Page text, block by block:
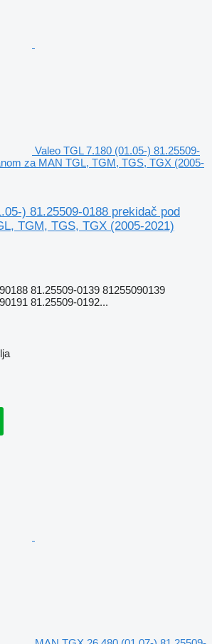
Valeo TGL 7.180 (01.05-) 81.25509-
za MAN TGL, TGM, TGS, TGX (2005-
) 81.25509-0188 prekidač pod
TGM, TGS, TGX (2005-2021)
81.25509-0139 81255090139
81.25509-0192...